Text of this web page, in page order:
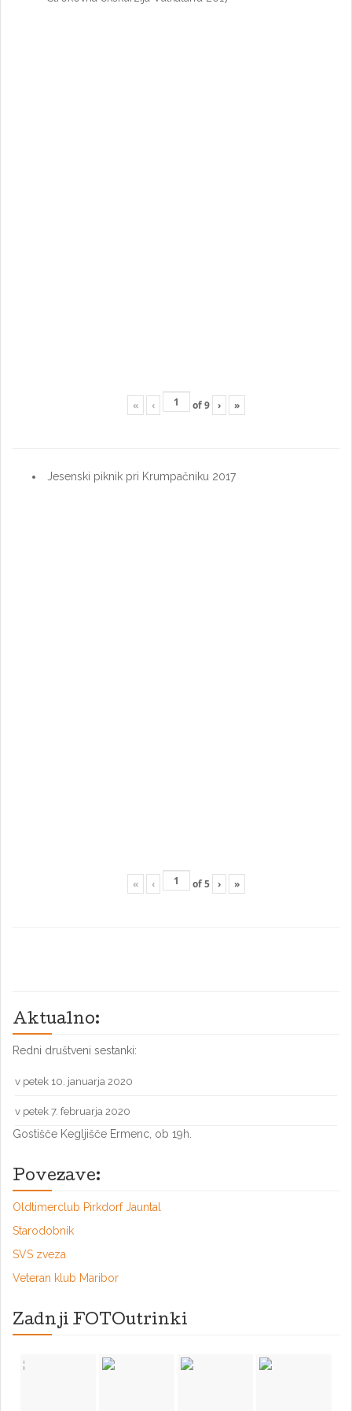
« ‹ of9 › »
Jesenski piknik pri Krumpačniku 2017
« ‹ of5 › »
Aktualno:
Redni društveni sestanki:
v petek 10. januarja 2020
v petek 7. februarja 2020
Gostišče Kegljišče Ermenc, ob 19h.
Povezave:
Oldtimerclub Pirkdorf Jauntal
Starodobnik
SVS zveza
Veteran klub Maribor
Zadnji FOTOutrinki